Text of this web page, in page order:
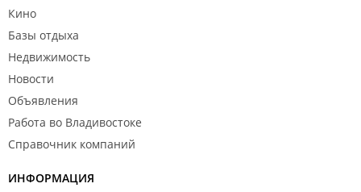
Кино
Базы отдыха
Недвижимость
Новости
Объявления
Работа во Владивостоке
Справочник компаний
ИНФОРМАЦИЯ